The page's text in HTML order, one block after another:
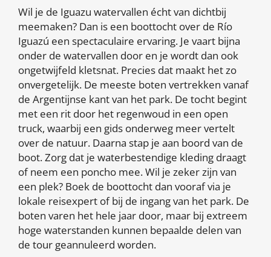
Wil je de Iguazu watervallen écht van dichtbij
meemaken? Dan is een boottocht over de Río
Iguazú een spectaculaire ervaring. Je vaart bijna
onder de watervallen door en je wordt dan ook
ongetwijfeld kletsnat. Precies dat maakt het zo
onvergetelijk. De meeste boten vertrekken vanaf
de Argentijnse kant van het park. De tocht begint
met een rit door het regenwoud in een open
truck, waarbij een gids onderweg meer vertelt
over de natuur. Daarna stap je aan boord van de
boot. Zorg dat je waterbestendige kleding draagt
of neem een poncho mee. Wil je zeker zijn van
een plek? Boek de boottocht dan vooraf via je
lokale reisexpert of bij de ingang van het park. De
boten varen het hele jaar door, maar bij extreem
hoge waterstanden kunnen bepaalde delen van
de tour geannuleerd worden.